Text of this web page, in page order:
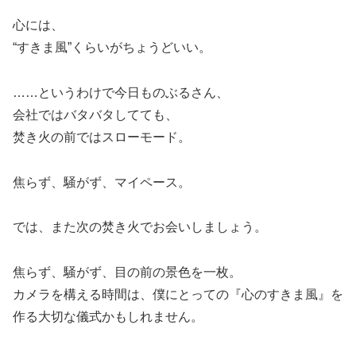
心には、
“すきま風”くらいがちょうどいい。
……というわけで今日ものぶるさん、
会社ではバタバタしてても、
焚き火の前ではスローモード。
焦らず、騒がず、マイペース。
では、また次の焚き火でお会いしましょう。
焦らず、騒がず、目の前の景色を一枚。
カメラを構える時間は、僕にとっての『心のすきま風』を
作る大切な儀式かもしれません。